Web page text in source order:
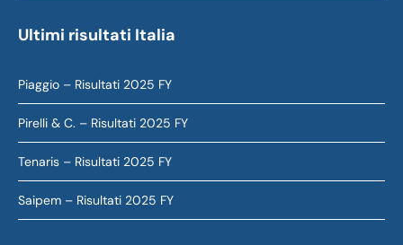
Ultimi risultati Italia
Piaggio – Risultati 2025 FY
Pirelli & C. – Risultati 2025 FY
Tenaris – Risultati 2025 FY
Saipem – Risultati 2025 FY